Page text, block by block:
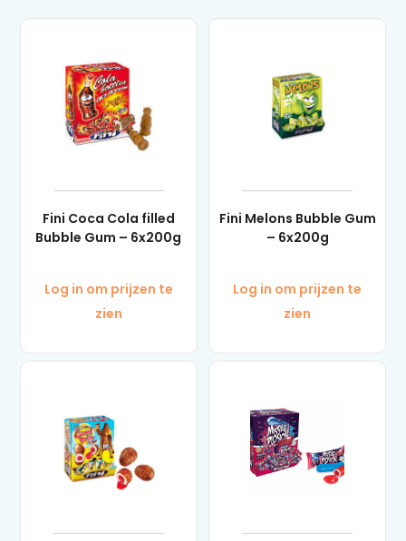
Fini Coca Cola filled
Bubble Gum – 6x200g
Log in om prijzen te
zien
Fini Melons Bubble Gum
– 6x200g
Log in om prijzen te
zien